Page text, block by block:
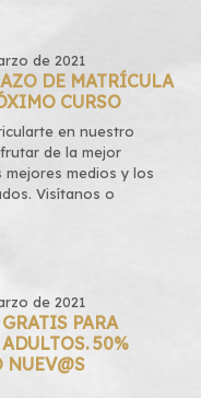
de 2021
DE MATRÍCULA
CURSO
en nuestro
de la mejor
medios y los
Visítanos o
de 2021
PARA
50%
NUEV@S